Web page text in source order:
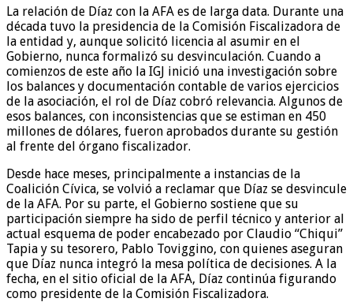
La relación de Díaz con la AFA es de larga data. Durante una
década tuvo la presidencia de la Comisión Fiscalizadora de
la entidad y, aunque solicitó licencia al asumir en el
Gobierno, nunca formalizó su desvinculación. Cuando a
comienzos de este año la IGJ inició una investigación sobre
los balances y documentación contable de varios ejercicios
de la asociación, el rol de Díaz cobró relevancia. Algunos de
esos balances, con inconsistencias que se estiman en 450
millones de dólares, fueron aprobados durante su gestión
al frente del órgano fiscalizador.
Desde hace meses, principalmente a instancias de la
Coalición Cívica, se volvió a reclamar que Díaz se desvincule
de la AFA. Por su parte, el Gobierno sostiene que su
participación siempre ha sido de perfil técnico y anterior al
actual esquema de poder encabezado por Claudio “Chiqui”
Tapia y su tesorero, Pablo Toviggino, con quienes aseguran
que Díaz nunca integró la mesa política de decisiones. A la
fecha, en el sitio oficial de la AFA, Díaz continúa figurando
como presidente de la Comisión Fiscalizadora.